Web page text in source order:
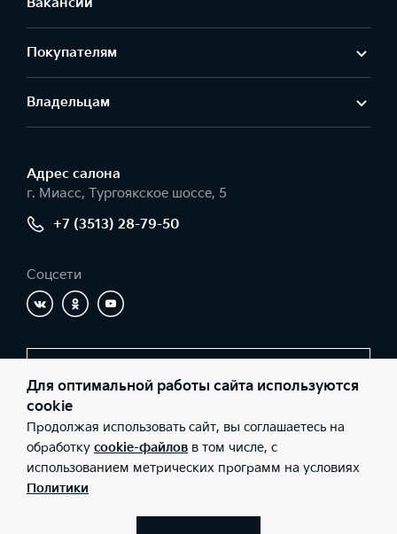
Вакансии
Покупателям
Владельцам
Адрес салонa
г. Миасс, Тургоякское шоссе, 5
+7 (3513) 28-79-50
Соцсети
Заказать звонок
© 2026 Юридические лица ООО «КЦ АВТОРЕАЛ» (Фактический
адрес: г. Миасс, Тургоякское шоссе, 5; Телефон: +7 (3513) 28-79-
50; ИНН: 7415087756; ОГРН: 1147415005297), ООО «Киа Россия и
СНГ» (Фактический адрес: г.Москва, Валовая 26; Телефон: 8 800
301 08 80; ИНН: 7728674093; ОГРН: 5087746291760) ведут
Для оптимальной работы сайта используются
cookie
Продолжая использовать сайт, вы соглашаетесь на
обработку cookie-файлов в том числе, с
использованием метрических программ на условиях
Политики